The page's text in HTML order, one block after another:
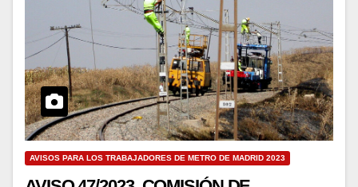
AVISOS PARA LOS TRABAJADORES DE METRO DE MADRID 2023